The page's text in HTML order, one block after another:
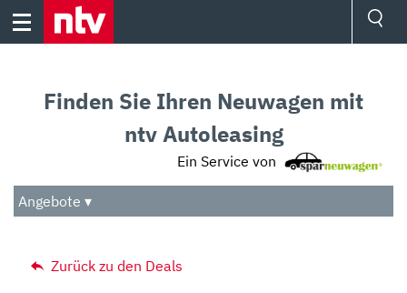
Skip
Audio
Das Beste
Finden Sie Ihren Neuwagen mit
ntv Autoleasing
Ein Service von
Angebote ▾
Zurück zu den Deals